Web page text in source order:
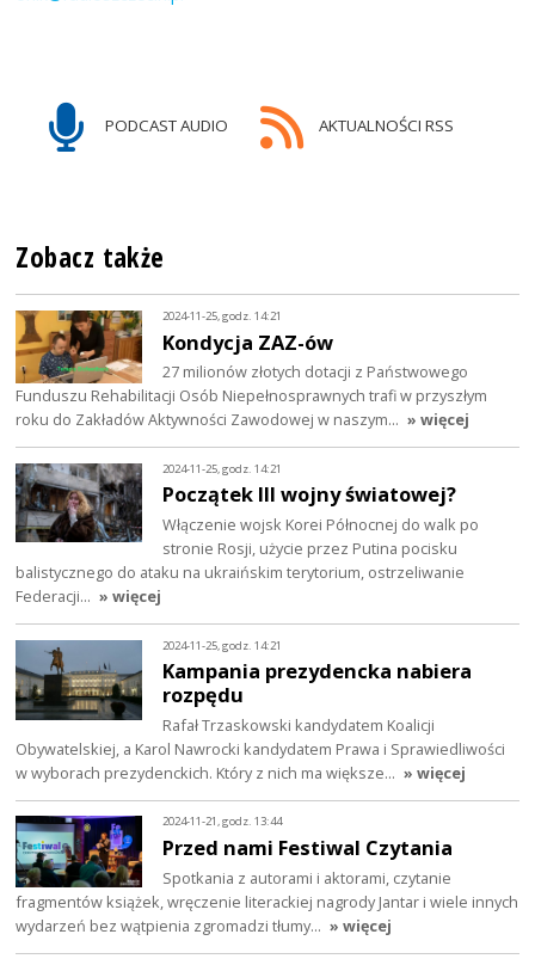
PODCAST AUDIO AKTUALNOŚCI RSS
Zobacz także
2024-11-25, godz. 14:21
Kondycja ZAZ-ów
27 milionów złotych dotacji z Państwowego
Funduszu Rehabilitacji Osób Niepełnosprawnych trafi w przyszłym
roku do Zakładów Aktywności Zawodowej w naszym… » więcej
2024-11-25, godz. 14:21
Początek III wojny światowej?
Włączenie wojsk Korei Północnej do walk po
stronie Rosji, użycie przez Putina pocisku
balistycznego do ataku na ukraińskim terytorium, ostrzeliwanie
Federacji… » więcej
2024-11-25, godz. 14:21
Kampania prezydencka nabiera
rozpędu
Rafał Trzaskowski kandydatem Koalicji
Obywatelskiej, a Karol Nawrocki kandydatem Prawa i Sprawiedliwości
w wyborach prezydenckich. Który z nich ma większe… » więcej
2024-11-21, godz. 13:44
Przed nami Festiwal Czytania
Spotkania z autorami i aktorami, czytanie
fragmentów książek, wręczenie literackiej nagrody Jantar i wiele innych
wydarzeń bez wątpienia zgromadzi tłumy… » więcej